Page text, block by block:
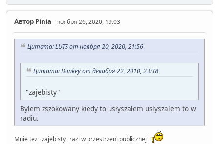
Автор Pinia - ноября 26, 2020, 19:03
Цитата: LUTS от ноября 20, 2020, 21:56
Цитата: Donkey от декабря 22, 2010, 23:38
"zajebisty"
Bylem zszokowany kiedy to usłyszałem uslyszalem to w
radiu.
Mnie też "zajebisty" razi w przestrzeni publicznej